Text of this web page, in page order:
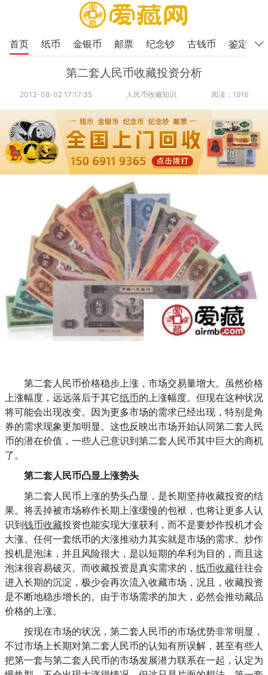
首页 纸币 金银币 邮票 纪念钞 古钱币 鉴定
第二套人民币收藏投资分析
2013-08-02 17:17:35 人民币收藏知识 阅读：1916
第二套人民币价格稳步上涨，市场交易量增大。虽然价格
上涨幅度，远远落后于其它纸币的上涨幅度。但现在这种状况
将可能会出现改变。因为更多市场的需求已经出现，特别是角
券的需求现象更加明显。这也反映出市场开始认同第二套人民
币的潜在价值，一些人已意识到第二套人民币其中巨大的商机
了。
第二套人民币凸显上涨势头
第二套人民币上涨的势头凸显，是长期坚持收藏投资的结
果。将丢掉被市场称作长期上涨缓慢的包袱，也将让更多人认
识到钱币收藏投资也能实现大涨获利，而不是要炒作投机才会
大涨。任何一套纸币的大涨推动力其实就是市场的需求。炒作
投机是泡沫，并且风险很大，是以短期的牟利为目的，而且这
泡沫很容易破灭。而收藏投资是真实需求的， 纸币收藏往往会
进入长期的沉淀，极少会再次流入收藏市场，况且，收藏投资
是不断地稳步增长的。由于市场需求的加大，必然会推动藏品
价格的上涨。
按现在市场的状况，第二套人民币的市场优势非常明显，
不过市场上长期对第二套人民币的认知有所误解，甚至有些人
把第一套与第二套人民币的市场发展潜力联系在一起，认定为